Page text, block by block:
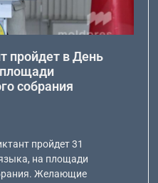
пройдет в День
собрания
пройдет 31
на площади
Желающие